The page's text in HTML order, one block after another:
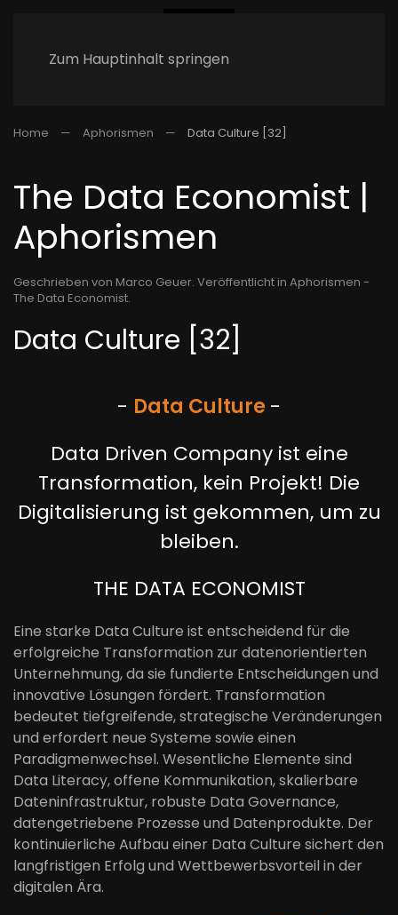
Zum Hauptinhalt springen
Home Aphorismen Data Culture [32]
The Data Economist |
Aphorismen
Geschrieben von Marco Geuer. Veröffentlicht in Aphorismen -
The Data Economist.
Data Culture [32]
- Data Culture -
Data Driven Company ist eine
Transformation, kein Projekt! Die
Digitalisierung ist gekommen, um zu
bleiben.
THE DATA ECONOMIST
Eine starke Data Culture ist entscheidend für die
erfolgreiche Transformation zur datenorientierten
Unternehmung, da sie fundierte Entscheidungen und
innovative Lösungen fördert. Transformation
bedeutet tiefgreifende, strategische Veränderungen
und erfordert neue Systeme sowie einen
Paradigmenwechsel. Wesentliche Elemente sind
Data Literacy, offene Kommunikation, skalierbare
Dateninfrastruktur, robuste Data Governance,
datengetriebene Prozesse und Datenprodukte. Der
kontinuierliche Aufbau einer Data Culture sichert den
langfristigen Erfolg und Wettbewerbsvorteil in der
digitalen Ära.